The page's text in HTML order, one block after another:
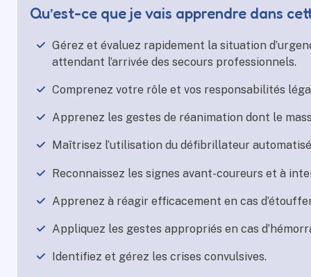
Qu’est-ce que je vais apprendre dans
Gérez et évaluez rapidement la situation
attendant l’arrivée des secours professionnels.
Comprenez votre rôle et vos responsabilités
Apprenez les gestes de réanimation dont le
Maîtrisez l’utilisation du défibrillateur
Reconnaissez les signes avant-coureurs et à
Apprenez à réagir efficacement en cas
Appliquez les gestes appropriés en cas
Identifiez et gérez les crises convulsives.